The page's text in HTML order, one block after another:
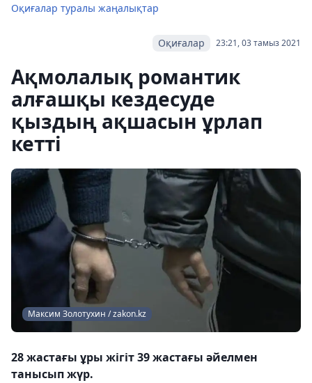
Оқиғалар туралы жаңалықтар
23:21, 03 тамыз 2021
Оқиғалар
Ақмолалық романтик
алғашқы кездесуде
қыздың ақшасын ұрлап
кетті
Максим Золотухин / zakon.kz
28 жастағы ұры жігіт 39 жастағы әйелмен
танысып жүр.